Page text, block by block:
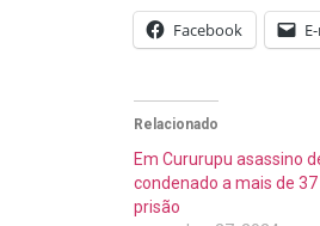
Facebook
Relacionado
Em Cururupu asassino
condenado a mais de
prisão